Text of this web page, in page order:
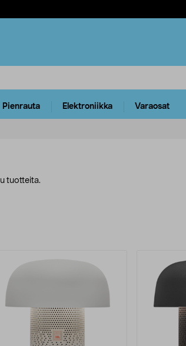
Pienrauta Elektroniikka Varaosat
tuotteita.